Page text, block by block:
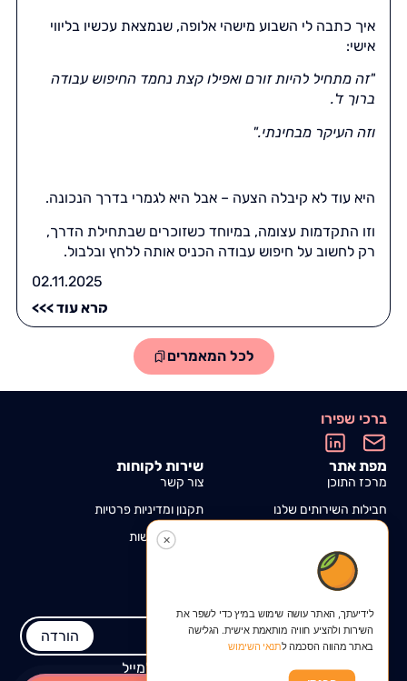
איך כתבה לי השבוע מישהי אלופה, שנמצאת עכשיו בליווי
אישי:
"זה מתחיל להיות זורם ואפילו קצת נחמד החיפוש עבודה
ברוך ד'.
וזה העיקר מבחינתי."
היא עוד לא קיבלה הצעה – אבל היא לגמרי בדרך הנכונה.
וזו התקדמות עצומה, במיוחד כשזוכרים שבתחילת הדרך,
רק לחשוב על חיפוש עבודה הכניס אותה ללחץ ובלבול.
02.11.2025
קרא עוד >>>
לכל המאמרים
ברכי שפירו
מפת אתר
מרכז התוכן
חבילות השירותים שלנו
שירות לקוחות
צור קשר
תקנון ומדיניות פרטיות
הצהרת נגישות
הורדת מדריך לכתיבת קו"ח
בקליק אחד, ישירות למחשב!
עותק יישלח במייל
אני מאשרת קבלת דיוור ותוכן פרסומי למייל
הורדה
✕
לידיעתך, האתר עושה שימוש במיץ כדי לשפר את
השירות ולהציע חוויה מותאמת אישית. הגלישה
באתר מהווה הסכמה לתנאי השימוש